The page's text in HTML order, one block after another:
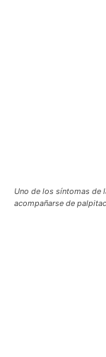
Uno de los síntomas de
acompañarse de